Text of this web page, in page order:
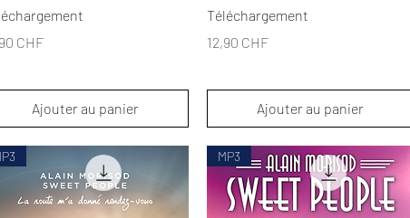
CHF
Ajouter au panier
Téléchargement
Prix
12,90 CHF
Ajouter au panier
MP3